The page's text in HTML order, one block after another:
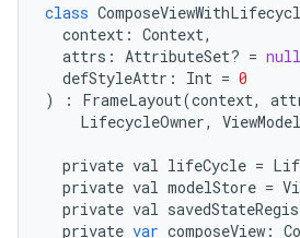
class
context : Context,
attrs : AttributeSet? = null
defStyleAttr : Int = 0
)
: FrameLayout(context,
LifecycleOwner,
private val lifeCycle =
private val modelStore =
private val
private var composeView :